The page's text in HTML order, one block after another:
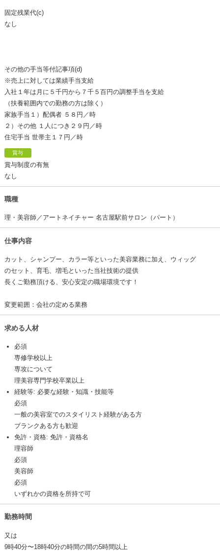
固定残業代(c)
なし
その他の手当等付記事項(d)
※売上に対しては業績手当支給
入社１年は月に５千円から７千５百円の調整手当を支給
（扶養範囲内での勤務の方は除く）
家族手当１）配偶者 ５８円／時
２）その他 １人につき２９円／時
住宅手当 世帯主１７円／時
賞与
賞与制度の有無
なし
職種
理・美容師／アートネイチャー 名古屋駅前サロン（パート）
仕事内容
カット、シャンプー、カラー等といった美容業務に加え、ウィッグ
のセット、育毛、増毛といった当社技術の提供
長くご勤務頂ける、安心安定の職場環境です！
変更範囲：会社の定める業務
求める人材
必須
専修学校以上
専攻について
理美容専門学校卒業以上
経験等: 必要な経験・知識・技能等
必須
一般の美容室でのスタイリスト経験がある方
ブランクある方も歓迎
免許・資格: 免許・資格名
理容師
必須
美容師
必須
いずれかの資格を所持で可
勤務時間
又は
9時40分〜18時40分の時間の間の5時間以上